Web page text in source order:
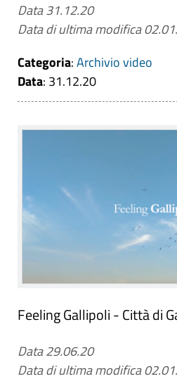
Data 31.12.20
Data di ultima modifica
Categoria:Archivio video
Data: 31.12.20
Feeling Gallipoli - Città di
Data 29.06.20
Data di ultima modifica